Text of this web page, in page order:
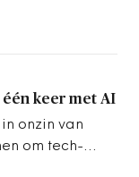
keer met AI
onzin van
om tech-